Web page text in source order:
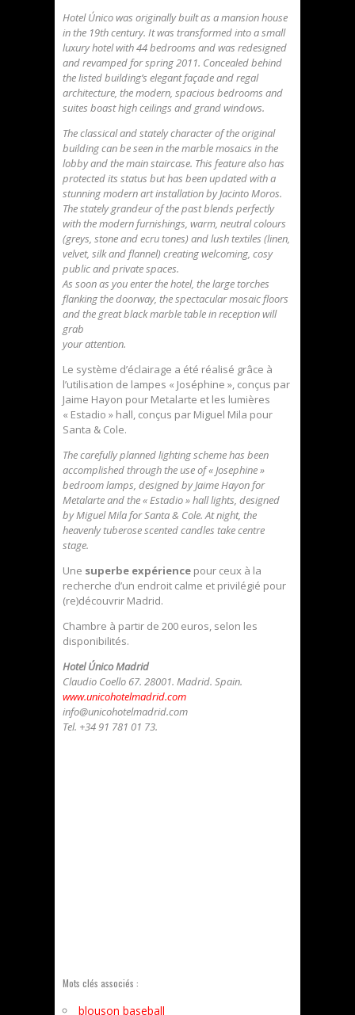
Hotel Único was originally built as a mansion house
in the 19th century. It was transformed into a small
luxury hotel with 44 bedrooms and was redesigned
and revamped for spring 2011. Concealed behind
the listed building’s elegant façade and regal
architecture, the modern, spacious bedrooms and
suites boast high ceilings and grand windows.
The classical and stately character of the original
building can be seen in the marble mosaics in the
lobby and the main staircase. This feature also has
protected its status but has been updated with a
stunning modern art installation by Jacinto Moros.
The stately grandeur of the past blends perfectly
with the modern furnishings, warm, neutral colours
(greys, stone and ecru tones) and lush textiles (linen,
velvet, silk and flannel) creating welcoming, cosy
public and private spaces.
As soon as you enter the hotel, the large torches
flanking the doorway, the spectacular mosaic floors
and the great black marble table in reception will
grab
your attention.
Le système d’éclairage a été réalisé grâce à
l’utilisation de lampes « Joséphine », conçus par
Jaime Hayon pour Metalarte et les lumières
« Estadio » hall, conçus par Miguel Mila pour
Santa & Cole.
The carefully planned lighting scheme has been
accomplished through the use of « Josephine »
bedroom lamps, designed by Jaime Hayon for
Metalarte and the « Estadio » hall lights, designed
by Miguel Mila for Santa & Cole. At night, the
heavenly tuberose scented candles take centre
stage.
Une superbe expérience pour ceux à la
recherche d’un endroit calme et privilégié pour
(re)découvrir Madrid.
Chambre à partir de 200 euros, selon les
disponibilités.
Hotel Único Madrid
Claudio Coello 67. 28001. Madrid. Spain.
www.unicohotelmadrid.com
info@unicohotelmadrid.com
Tel. +34 91 781 01 73.
Mots clés associés :
blouson baseball